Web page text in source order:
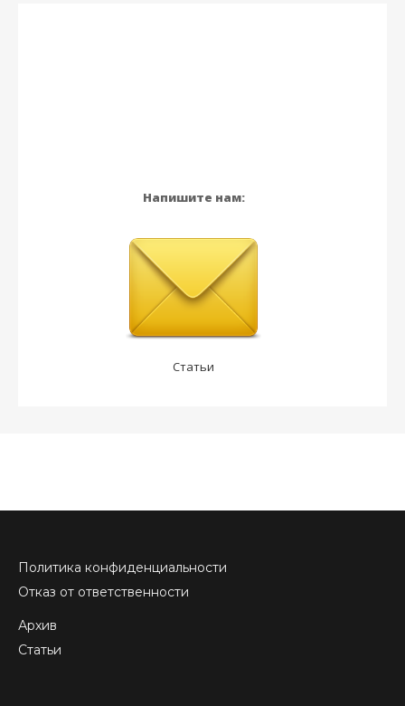
Напишите нам:
Статьи
Политика конфиденциальности
Отказ от ответственности
Архив
Статьи